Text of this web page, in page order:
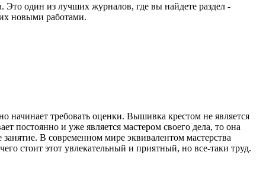
один из лучших журналов, где вы найдете раздел -
новыми работами.
начинает требовать оценки. Вышивка крестом не является
постоянно и уже является мастером своего дела, то она
занятие. В современном мире эквивалентом мастерства
стоит этот увлекательный и приятный, но все-таки труд.